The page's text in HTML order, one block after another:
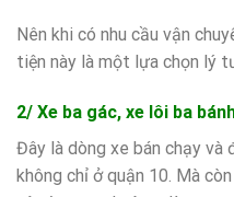
Nên khi có nhu cầu vận
tiện này là một lựa chọn lý
2/ Xe ba gác, xe lôi ba
Đây là dòng xe bán chạy
không chỉ ở quận 10. Mà